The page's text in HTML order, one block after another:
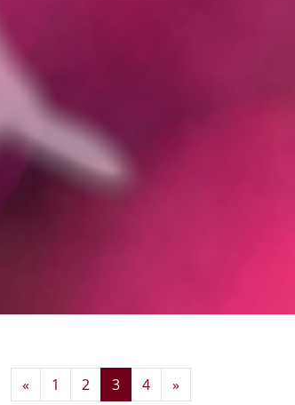
« Zurück
1 2 3 4 »